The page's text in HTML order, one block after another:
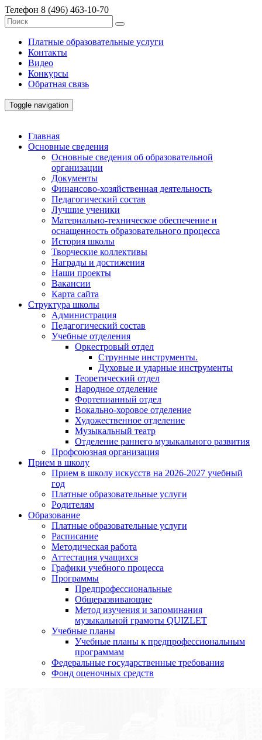
Телефон 8 (496) 463-10-70
Платные образовательные услуги
Контакты
Видео
Конкурсы
Обратная связь
Toggle navigation
Главная
Основные сведения
Основные сведения об образовательной
организации
Документы
Финансово-хозяйственная деятельность
Педагогический состав
Лучшие ученики
Материально-техническое обеспечение и
оснащенность образовательного процесса
История школы
Творческие коллективы
Награды и достижения
Наши проекты
Вакансии
Карта сайта
Структура школы
Администрация
Педагогический состав
Учебные отделения
Оркестровый отдел
Струнные инструменты.
Духовые и ударные инструменты
Теоретический отдел
Народное отделение
Фортепианный отдел
Вокально-хоровое отделение
Художественное отделение
Музыкальный театр
Отделение раннего музыкального развития
Профсоюзная организация
Прием в школу
Прием в школу искусств на 2026-2027 учебный
год
Платные образовательные услуги
Родителям
Образование
Платные образовательные услуги
Расписание
Методическая работа
Аттестация учащихся
Графики учебного процесса
Программы
Предпрофессиональные
Общеразвивающие
Метод изучения и запоминания
музыкальной грамоты QUIZLET
Учебные планы
Учебные планы к предпрофессиональным
программам
Федеральные государственные требования
Фонд оценочных средств